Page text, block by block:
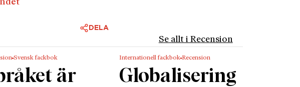
I själva verket var
efterträdare och Sten
hårda strider.
tid. Detta gäller
tid i Rom, är
DELA
Se allt i Recension
Svensk fackbok
är
Internationell fackbok Recension
Globalisering